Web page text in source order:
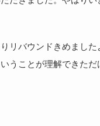
リバウンドきめまし
うことが理解できた